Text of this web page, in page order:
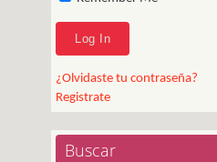
¿Olvidaste tu contraseña?
Registrate
Buscar